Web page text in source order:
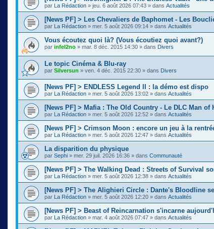
par La Rédaction » jeu. 6 août 2026 07:43 » dans Actualités
[News PF] > Les Chevaliers de Baphomet - Les
par La Rédaction » mer. 5 août 2026 09:14 » dans Actualités
Vous écoutez quoi là? (Vous écoutiez quoi avant?)
par infel2no » mar. 8 déc. 2015 14:30 » dans Divers
Le topic Cinéma & Blu-ray
par Silversun » ven. 4 déc. 2015 22:30 » dans Divers
[News PF] > ENDLESS Legend II : la démo est dispo
par La Rédaction » mer. 5 août 2026 13:02 » dans Actualités
[News PF] > Mafia : The Old Country - Le DLC Man
par La Rédaction » mer. 5 août 2026 12:52 » dans Actualités
[News PF] > Crimson Moon : encore un jeu à la
par La Rédaction » mer. 5 août 2026 12:47 » dans Actualités
La disparition du physique
par Sephi » mer. 29 juil. 2026 16:36 » dans Communauté
[News PF] > The Walking Dead : Streets of Survival
par La Rédaction » mer. 5 août 2026 12:38 » dans Actualités
[News PF] > The Alighieri Circle : Dante's Bloodline
par La Rédaction » mer. 5 août 2026 12:20 » dans Actualités
[News PF] > Beast of Reincarnation s'incarne
par La Rédaction » mar. 4 août 2026 07:47 » dans Actualités